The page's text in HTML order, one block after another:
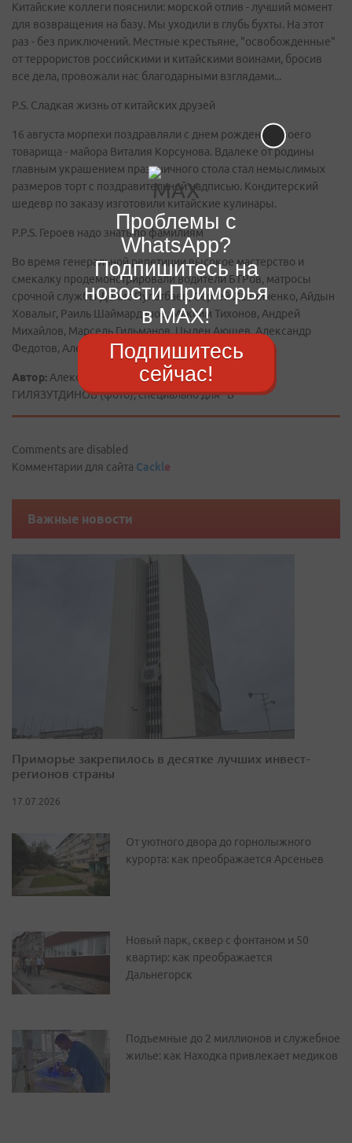
Китайские коллеги пояснили: морской отлив - лучший момент
для возвращения на базу. Мы уходили в глубь бухты. На этот
раз - без приключений. Местные крестьяне, "освобожденные"
от террористов российскими и китайскими воинами, бросив
все дела, провожали нас благодарными взглядами...
P.S. Сладкая жизнь от китайских друзей
16 августа морпехи поздравляли с днем рождения своего
товарища - майора Виталия Корсунова. Вдалеке от родины
главным украшением праздничного стола стал немыслимых
размеров торт с поздравительной надписью. Кондитерский
шедевр по заказу изготовили китайские кулинары.
P.P.S. Героев надо знать по фамилиям
Во время генеральной репетиции высокое мастерство и
смекалку продемонстрировали водители БТРов, матросы
срочной службы Денис Пулатбаев, Сергей Лавниченко, Айдын
Ховалыг, Раиль Шаймарданов, Максим Тихонов, Андрей
Михайлов, Марсель Гильманов, Цыден Аюшев, Александр
Федотов, Александр Плотников и Сергей Осокин.
Автор: Александр СЫРЦОВ, "Владивосток", Ильдус
ГИЛЯЗУТДИНОВ (фото), специально для "В"
Comments are disabled
Комментарии для сайта Cackle
Важные новости
Приморье закрепилось в десятке лучших инвест-
регионов страны
17.07.2026
От уютного двора до горнолыжного
курорта: как преображается Арсеньев
Новый парк, сквер с фонтаном и 50
квартир: как преображается
Дальнегорск
Подъемные до 2 миллионов и служебное
жилье: как Находка привлекает медиков
Проблемы с
WhatsApp?
Подпишитесь на
новости Приморья
в MAX!
Подпишитесь
сейчас!